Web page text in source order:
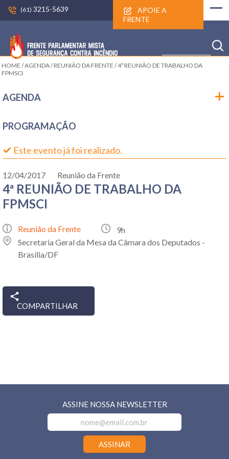
(61) 3215-5639
APOIE A
FRENTE
HOME /AGENDA/REUNIÃO DA FRENTE /4ª REUNIÃO DE TRABALHO DA
FPMSCI
AGENDA
PROGRAMAÇÃO
Este evento já foi realizado.
12/04/2017 Reunião da Frente
4ª REUNIÃO DE TRABALHO DA
FPMSCI
Reunião da Frente
9h
Secretaria Geral da Mesa da Câmara dos Deputados -
Brasília/DF
COMPARTILHAR
ASSINE NOSSA NEWSLETTER